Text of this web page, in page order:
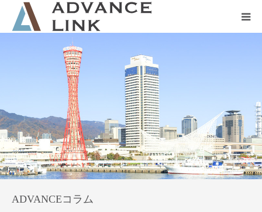
ADVANCEコラム
会社概要
ネット保険
事業保険